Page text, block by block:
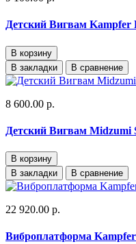
Детский Вигвам Kampfer
В корзину
В закладки
В сравнение
8 600.00 р.
Детский Вигвам Midzumi
В корзину
В закладки
В сравнение
22 920.00 р.
Виброплатформа